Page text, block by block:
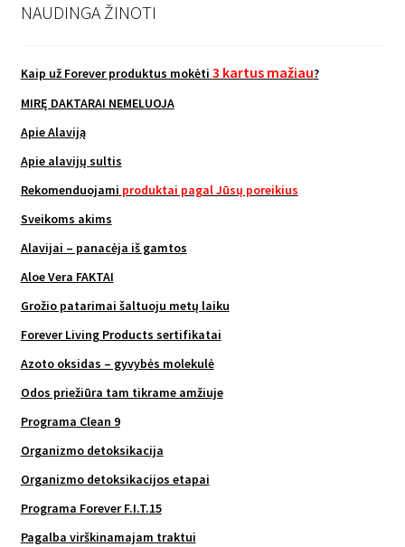
NAUDINGA ŽINOTI
Kaip už Forever produktus mokėti 3 kartus mažiau?
MIRĘ DAKTARAI NEMELUOJA
Apie Alaviją
Apie alavijų sultis
Rekomenduojami produktai pagal Jūsų poreikius
Sveikoms akims
Alavijai – panacėja iš gamtos
Aloe Vera FAKTAI
Grožio patarimai šaltuoju metų laiku
Forever Living Products sertifikatai
Azoto oksidas – gyvybės molekulė
Odos priežiūra tam tikrame amžiuje
Programa Clean 9
Organizmo detoksikacija
Organizmo detoksikacijos etapai
Programa Forever F.I.T.15
Pagalba virškinamajam traktui